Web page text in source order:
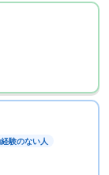
験のない人